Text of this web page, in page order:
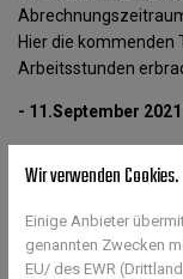
Hier die kommenden
Arbeitsstunden
- 11.September
Spaßturnier/
- 9.Oktober (oder
Winterfestmachung
Wir verwenden Cookies.
Einige Anbieter
genannten Zwecken
EU/ des EWR